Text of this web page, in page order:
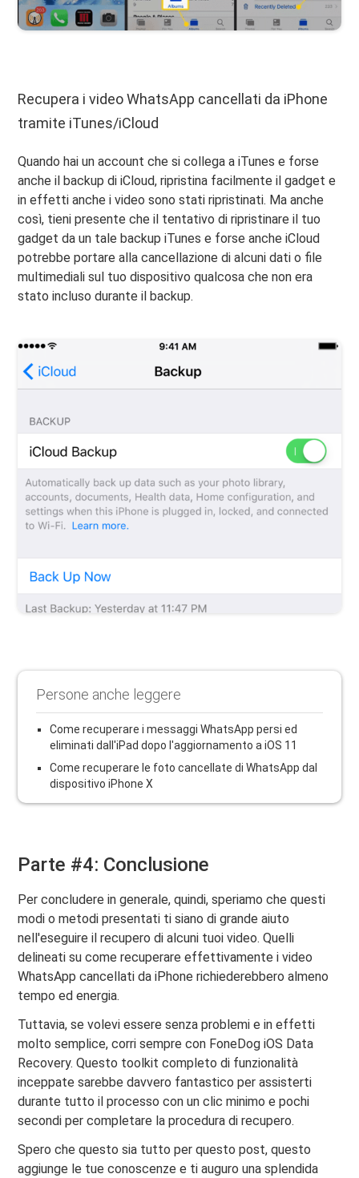
Recupera i video WhatsApp cancellati da iPhone
tramite iTunes/iCloud
Quando hai un account che si collega a iTunes e forse
anche il backup di iCloud, ripristina facilmente il gadget e
in effetti anche i video sono stati ripristinati. Ma anche
così, tieni presente che il tentativo di ripristinare il tuo
gadget da un tale backup iTunes e forse anche iCloud
potrebbe portare alla cancellazione di alcuni dati o file
multimediali sul tuo dispositivo qualcosa che non era
stato incluso durante il backup.
Persone anche leggere
Come recuperare i messaggi WhatsApp persi ed
eliminati dall'iPad dopo l'aggiornamento a iOS 11
Come recuperare le foto cancellate di WhatsApp dal
dispositivo iPhone X
Parte #4: Conclusione
Per concludere in generale, quindi, speriamo che questi
modi o metodi presentati ti siano di grande aiuto
nell'eseguire il recupero di alcuni tuoi video. Quelli
delineati su come recuperare effettivamente i video
WhatsApp cancellati da iPhone richiederebbero almeno
tempo ed energia.
Tuttavia, se volevi essere senza problemi e in effetti
molto semplice, corri sempre con FoneDog iOS Data
Recovery. Questo toolkit completo di funzionalità
inceppate sarebbe davvero fantastico per assisterti
durante tutto il processo con un clic minimo e pochi
secondi per completare la procedura di recupero.
Spero che questo sia tutto per questo post, questo
aggiunge le tue conoscenze e ti auguro una splendida